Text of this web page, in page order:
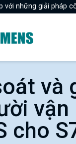
với những giải pháp
và
vận
cho